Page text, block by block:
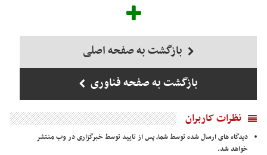
بازگشت به صفحه اصلی
بازگشت به صفحه فناوری
نظرات کاربران
دیدگاه های ارسال شده توسط شما، پس از تایید توسط خبرگزاری در وب منتشر
خواهد شد.